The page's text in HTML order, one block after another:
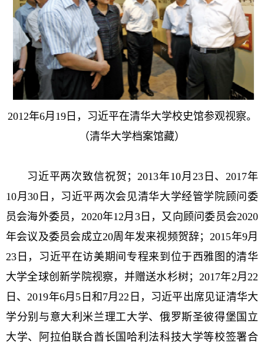
2012年6月19日，习近平在清华大学校史馆参观视察。
（清华大学档案馆藏）
习近平两次致信祝贺；2013年10月23日、2017年
10月30日，习近平两次会见清华大学经管学院顾问委
员会海外委员，2020年12月3日，又向顾问委员会2020
年会议及委员会成立20周年发来视频贺辞；2015年9月
23日，习近平在访美期间专程来到位于西雅图的清华
大学全球创新学院视察，并赠送水杉树；2017年2月22
日、2019年6月5日和7月22日，习近平出席见证清华大
学分别与意大利米兰理工大学、俄罗斯圣彼得堡国立
大学、阿拉伯联合酋长国哈利法科技大学等校签署合